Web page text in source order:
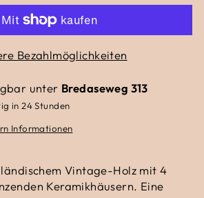
Bezahlmöglichkeiten
unter Bredaseweg 313
in 24 Stunden
Informationen
Vintage-Holz mit 4
Keramikhäusern. Eine